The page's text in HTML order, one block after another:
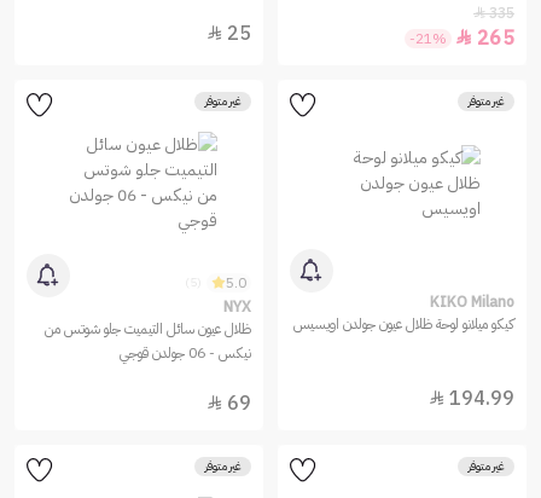
335

265

-21%
25

غير متوفر
KIKO Milano
كيكو ميلانو لوحة ظلال عيون جولدن اويسيس
194.99

غير متوفر
5.0
NYX
ظلال عيون سائل التيميت جلو شوتس من
نيكس - 06 جولدن قوجي
69

غير متوفر غير متوفر